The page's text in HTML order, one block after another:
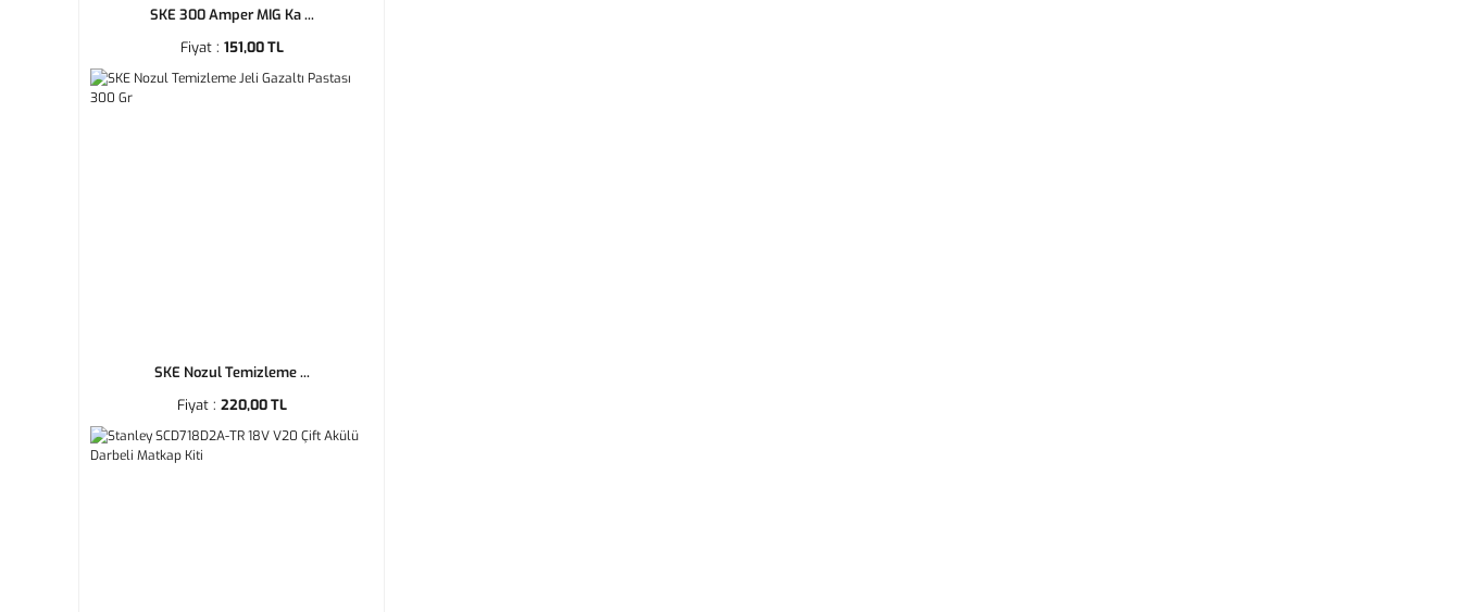
SKE 300 Amper MIG Ka ...
Fiyat : 151,00 TL
SKE Nozul Temizleme ...
Fiyat : 220,00 TL